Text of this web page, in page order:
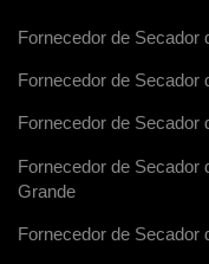
Fornecedor de Secador
Fornecedor de Secador
Fornecedor de Secador
Fornecedor de Secador
Grande
Fornecedor de Secador